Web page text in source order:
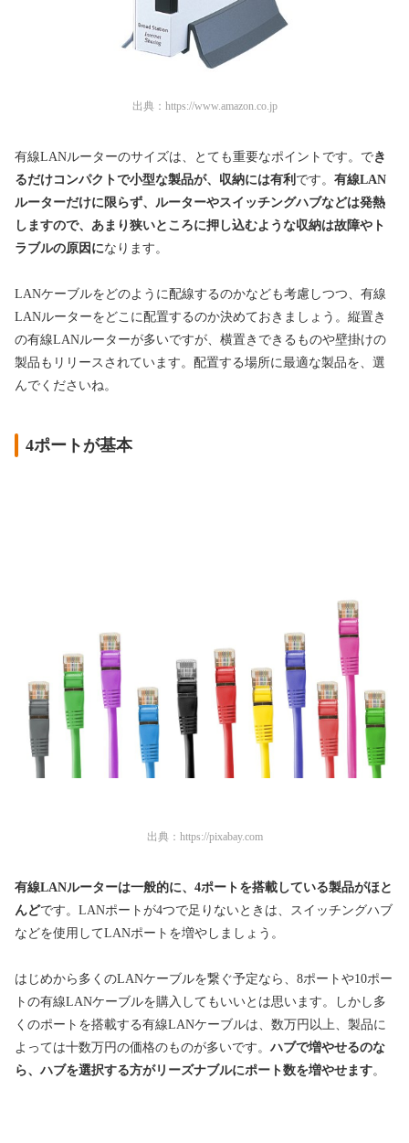
出典： https://www.amazon.co.jp
有線LANルーターのサイズは、とても重要なポイントです。でき
るだけコンパクトで小型な製品が、収納には有利 です。 有線LAN
ルーターだけに限らず、ルーターやスイッチングハブなどは発熱
しますので、あまり狭いところに押し込むような収納は故障やト
ラブルの原因になります。
LANケーブルをどのように配線するのかなども考慮しつつ、有線
LANルーターをどこに配置するのか決めておきましょう。縦置き
の有線LANルーターが多いですが、横置きできるものや壁掛けの
製品もリリースされています。配置する場所に最適な製品を、選
んでくださいね。
4ポートが基本
出典： https://pixabay.com
有線LANルーターは一般的に、4ポートを搭載している製品がほと
んどです。LANポートが4つで足りないときは、スイッチングハブ
などを使用してLANポートを増やしましょう。
はじめから多くのLANケーブルを繋ぐ予定なら、8ポートや10ポー
トの有線LANケーブルを購入してもいいとは思います。しかし多
くのポートを搭載する有線LANケーブルは、数万円以上、製品に
よっては十数万円の価格のものが多いです。ハブで増やせるのな
ら、ハブを選択する方がリーズナブルにポート数を増やせます。